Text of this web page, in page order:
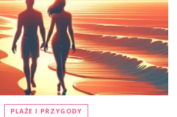
PLAŻE I PRZYGODY